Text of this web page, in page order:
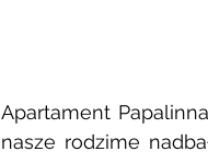
Apartament
nasze rodzime